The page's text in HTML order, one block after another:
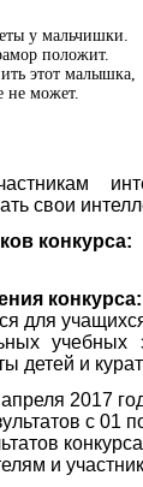
у мальчишки.
положит.
этот малышка,
не может.
свои
конкурса:
конкурса:
для
учебных
детей и
2017
с 01
и